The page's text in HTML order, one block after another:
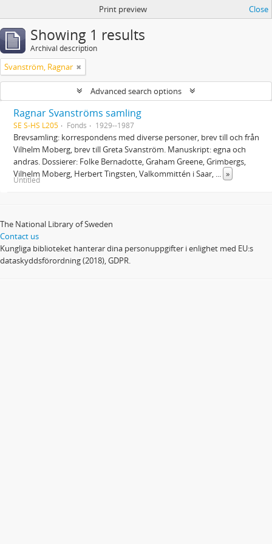
Print preview Close
Showing 1 results
Archival description
Svanström, Ragnar
Advanced search options
Ragnar Svanströms samling
SE S-HS L205 Fonds 1929--1987
Brevsamling: korrespondens med diverse personer, brev till och från
Vilhelm Moberg, brev till Greta Svanström. Manuskript: egna och
andras. Dossierer: Folke Bernadotte, Graham Greene, Grimbergs,
Vilhelm Moberg, Herbert Tingsten, Valkommittén i Saar, ... »
Untitled
The National Library of Sweden
Contact us
Kungliga biblioteket hanterar dina personuppgifter i enlighet med EU:s
dataskyddsförordning (2018), GDPR.